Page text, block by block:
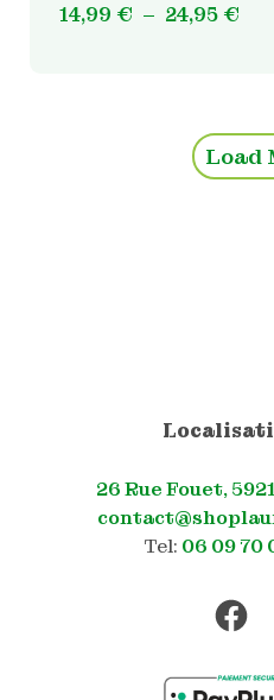
14,99 € – 24,95 €
à
Load
26 Rue Fouet,
Tel: 06 09 70